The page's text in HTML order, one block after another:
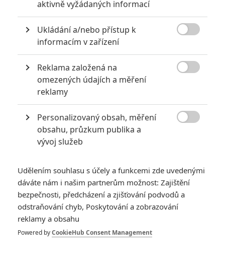
*/10
Nerecenzováno
*/10
Pro hodnocení musíte být přihlášen.
Zůstat přihlášen
aktivně vyžádaných informací
Ukládání a/nebo přístup k
informacím v zařízení
Reklama založená na
omezených údajích a měření
reklamy
Personalizovaný obsah, měření
obsahu, průzkum publika a
vývoj služeb
Udělením souhlasu s účely a funkcemi zde uvedenými
dáváte nám i našim partnerům možnost: Zajištění
bezpečnosti, předcházení a zjišťování podvodů a
odstraňování chyb, Poskytování a zobrazování
reklamy a obsahu
Powered byCookieHub Consent Management